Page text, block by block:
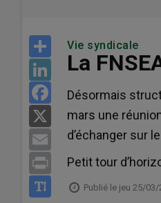
Share
LinkedIn
Facebook
Email
Print
Vie syndicale
La
Désormais
mars une
d’échanger sur
Petit tour
Publié le jeu 25/03/